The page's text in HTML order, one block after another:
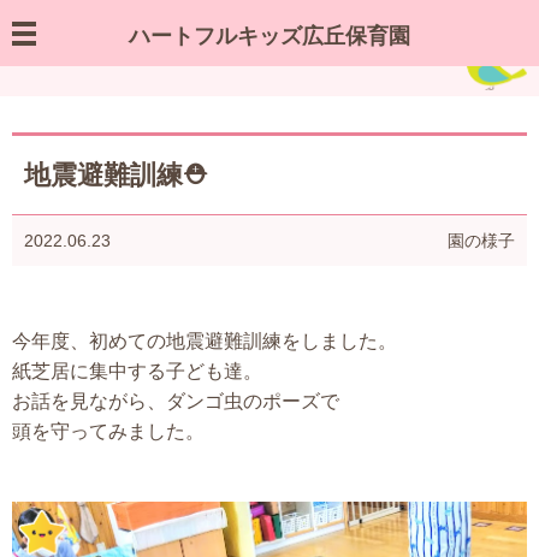
ハートフルキッズ広丘保育園
園の様子／お知らせ
地震避難訓練⛑
2022.06.23 園の様子
今年度、初めての地震避難訓練をしました。
紙芝居に集中する子ども達。
お話を見ながら、ダンゴ虫のポーズで
頭を守ってみました。